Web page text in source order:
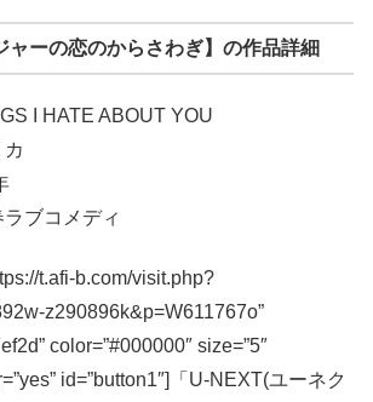
ャーの恋のからさわぎ】の作品詳細
I HATE ABOUT YOU
カ
ラブコメディ
t.afi-b.com/visit.php?
z290896k&p=W611767o”
color=”#000000″ size=”5″
id=”button1″]「U-NEXT(ユーネク